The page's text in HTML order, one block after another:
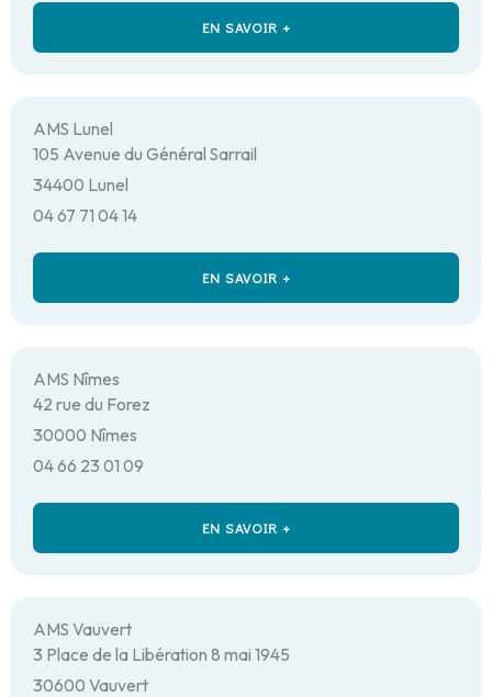
EN SAVOIR +
AMS Lunel
105 Avenue du Général Sarrail
34400 Lunel
04 67 71 04 14
EN SAVOIR +
AMS Nîmes
42 rue du Forez
30000 Nîmes
04 66 23 01 09
EN SAVOIR +
AMS Vauvert
3 Place de la Libération 8 mai 1945
30600 Vauvert